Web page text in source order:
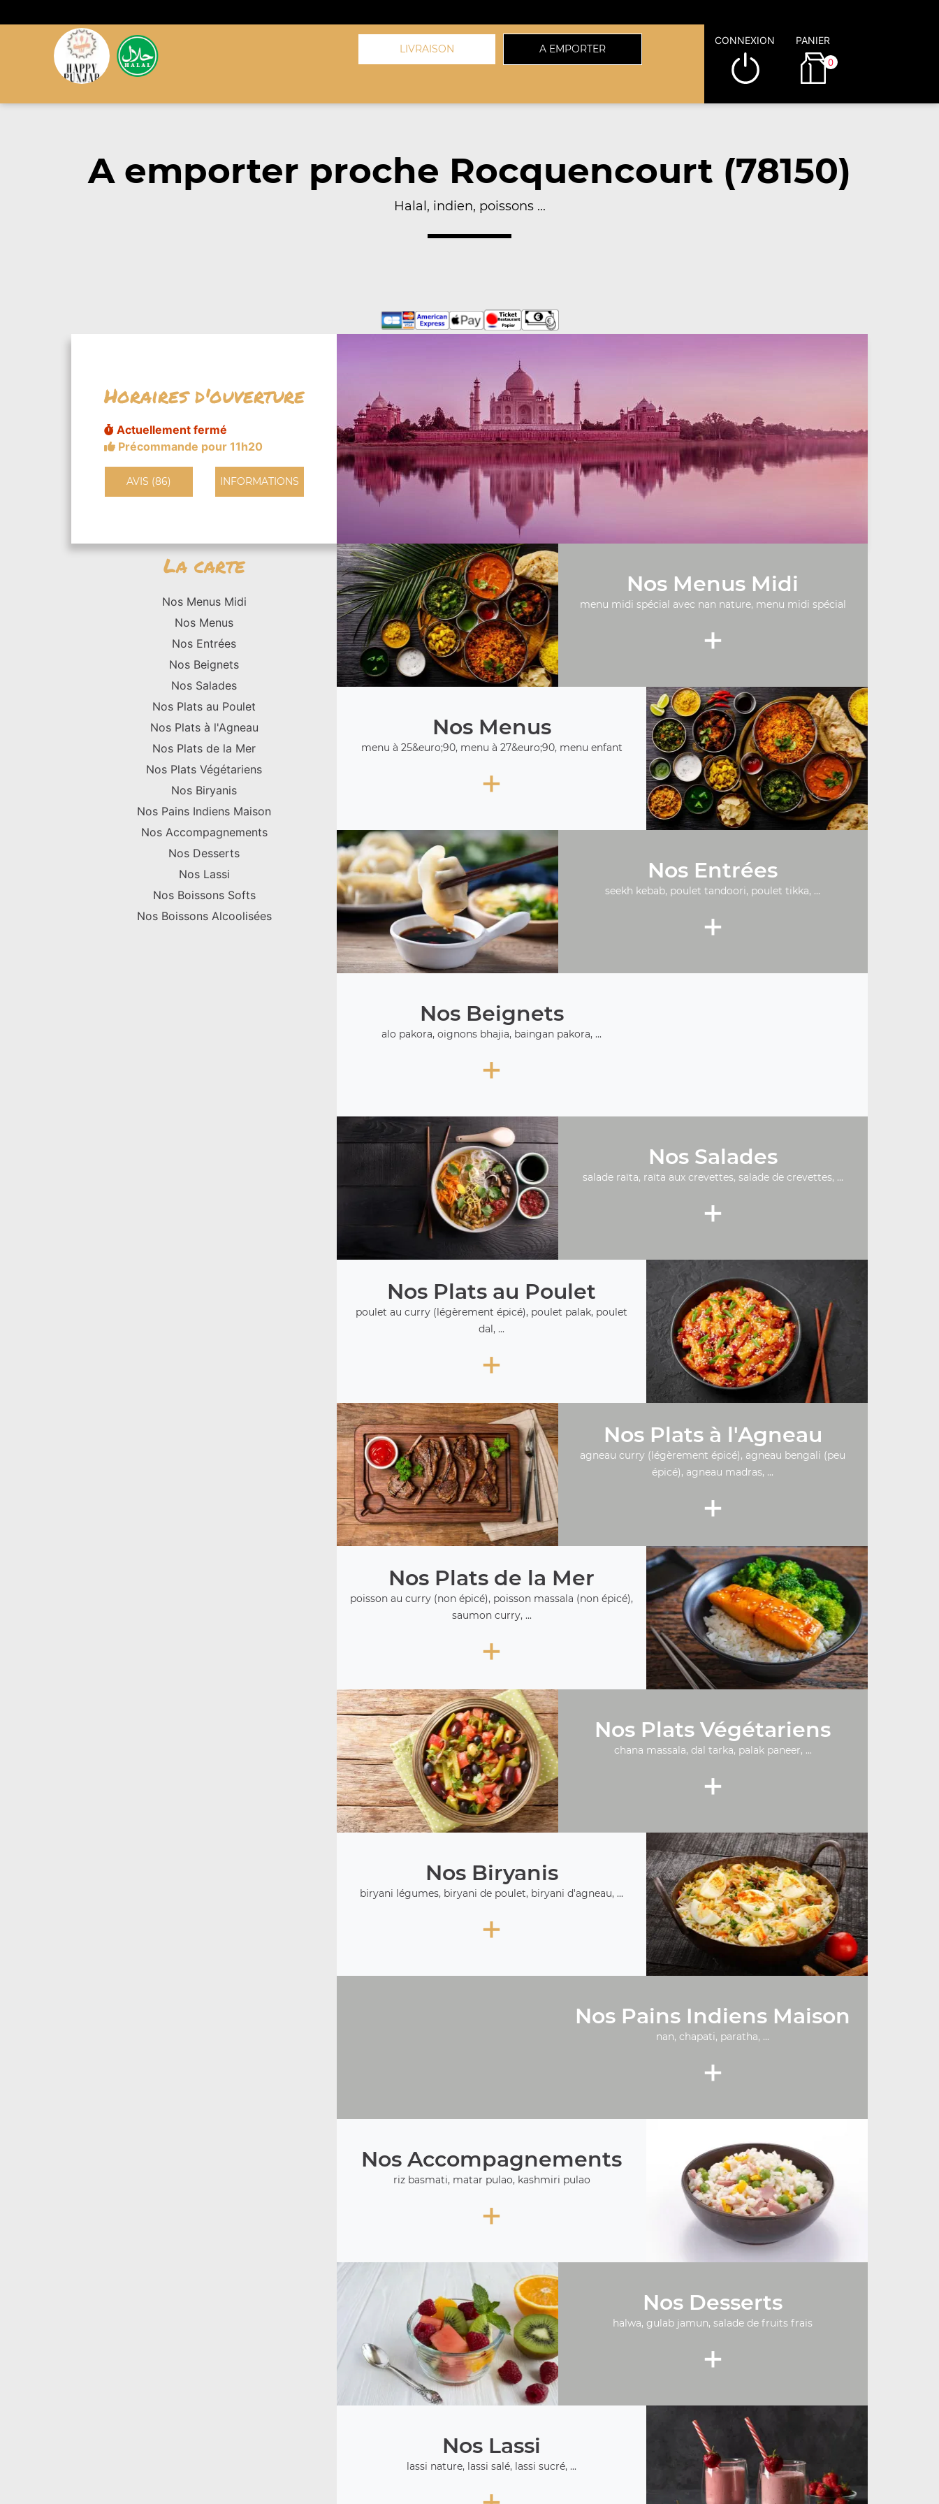
LIVRAISON A EMPORTER
CONNEXION PANIER
0
A emporter proche Rocquencourt (78150)
Halal, indien, poissons ...
Horaires d'ouverture
Actuellement fermé
Précommande pour 11h20
AVIS (86) INFORMATIONS
La carte
Nos Menus Midi
Nos Menus
Nos Entrées
Nos Beignets
Nos Salades
Nos Plats au Poulet
Nos Plats à l'Agneau
Nos Plats de la Mer
Nos Plats Végétariens
Nos Biryanis
Nos Pains Indiens Maison
Nos Accompagnements
Nos Desserts
Nos Lassi
Nos Boissons Softs
Nos Boissons Alcoolisées
Nos Menus Midi
menu midi spécial avec nan nature, menu midi spécial
+
Nos Menus
menu à 25&euro;90, menu à 27&euro;90, menu enfant
+
Nos Entrées
seekh kebab, poulet tandoori, poulet tikka, ...
+
Nos Beignets
alo pakora, oignons bhajia, baingan pakora, ...
+
Nos Salades
salade raïta, raïta aux crevettes, salade de crevettes, ...
+
Nos Plats au Poulet
poulet au curry (légèrement épicé), poulet palak, poulet
dal, ...
+
Nos Plats à l'Agneau
agneau curry (légèrement épicé), agneau bengali (peu
épicé), agneau madras, ...
+
Nos Plats de la Mer
poisson au curry (non épicé), poisson massala (non épicé),
saumon curry, ...
+
Nos Plats Végétariens
chana massala, dal tarka, palak paneer, ...
+
Nos Biryanis
biryani légumes, biryani de poulet, biryani d'agneau, ...
+
Nos Pains Indiens Maison
nan, chapati, paratha, ...
+
Nos Accompagnements
riz basmati, matar pulao, kashmiri pulao
+
Nos Desserts
halwa, gulab jamun, salade de fruits frais
+
Nos Lassi
lassi nature, lassi salé, lassi sucré, ...